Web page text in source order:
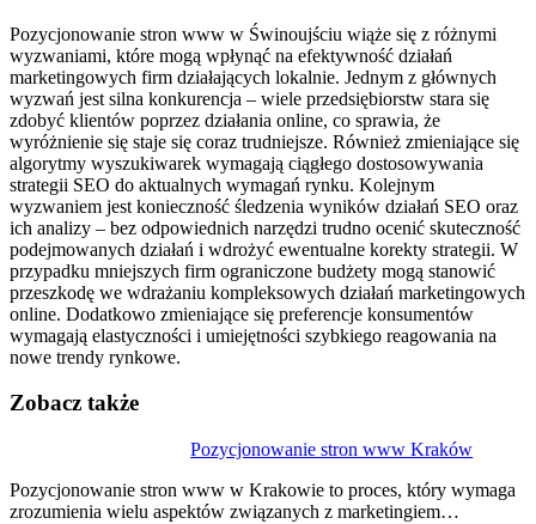
Pozycjonowanie stron www w Świnoujściu wiąże się z różnymi
wyzwaniami, które mogą wpłynąć na efektywność działań
marketingowych firm działających lokalnie. Jednym z głównych
wyzwań jest silna konkurencja – wiele przedsiębiorstw stara się
zdobyć klientów poprzez działania online, co sprawia, że
wyróżnienie się staje się coraz trudniejsze. Również zmieniające się
algorytmy wyszukiwarek wymagają ciągłego dostosowywania
strategii SEO do aktualnych wymagań rynku. Kolejnym
wyzwaniem jest konieczność śledzenia wyników działań SEO oraz
ich analizy – bez odpowiednich narzędzi trudno ocenić skuteczność
podejmowanych działań i wdrożyć ewentualne korekty strategii. W
przypadku mniejszych firm ograniczone budżety mogą stanowić
przeszkodę we wdrażaniu kompleksowych działań marketingowych
online. Dodatkowo zmieniające się preferencje konsumentów
wymagają elastyczności i umiejętności szybkiego reagowania na
nowe trendy rynkowe.
Zobacz także
Pozycjonowanie stron www Kraków
Pozycjonowanie stron www w Krakowie to proces, który wymaga
zrozumienia wielu aspektów związanych z marketingiem…
wpisu